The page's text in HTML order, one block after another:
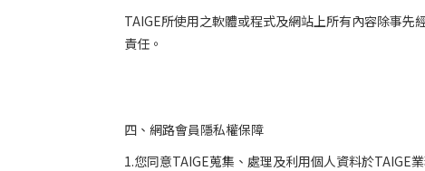
TAIGE所使用之軟體或程式及網站上所有內容除事先
責任。
四、網路會員隱私權保障
1.您同意TAIGE蒐集、處理及利用個人資料於TAIGE